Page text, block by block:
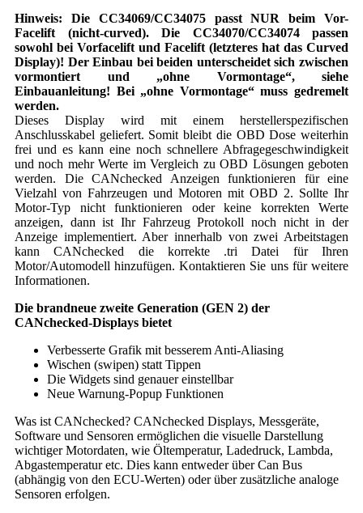
Hinweis: Die CC34069/CC34075 passt NUR beim Vor-
Facelift (nicht-curved). Die CC34070/CC34074 passen
sowohl bei Vorfacelift und Facelift (letzteres hat das Curved
Display)! Der Einbau bei beiden unterscheidet sich zwischen
vormontiert und „ohne Vormontage“, siehe
Einbauanleitung! Bei „ohne Vormontage“ muss gedremelt
werden.
Dieses Display wird mit einem herstellerspezifischen
Anschlusskabel geliefert. Somit bleibt die OBD Dose weiterhin
frei und es kann eine noch schnellere Abfragegeschwindigkeit
und noch mehr Werte im Vergleich zu OBD Lösungen geboten
werden. Die CANchecked Anzeigen funktionieren für eine
Vielzahl von Fahrzeugen und Motoren mit OBD 2. Sollte Ihr
Motor-Typ nicht funktionieren oder keine korrekten Werte
anzeigen, dann ist Ihr Fahrzeug Protokoll noch nicht in der
Anzeige implementiert. Aber innerhalb von zwei Arbeitstagen
kann CANchecked die korrekte .tri Datei für Ihren
Motor/Automodell hinzufügen. Kontaktieren Sie uns für weitere
Informationen.
Die brandneue zweite Generation (GEN 2) der
CANchecked-Displays bietet
Verbesserte Grafik mit besserem Anti-Aliasing
Wischen (swipen) statt Tippen
Die Widgets sind genauer einstellbar
Neue Warnung-Popup Funktionen
Was ist CANchecked? CANchecked Displays, Messgeräte,
Software und Sensoren ermöglichen die visuelle Darstellung
wichtiger Motordaten, wie Öltemperatur, Ladedruck, Lambda,
Abgastemperatur etc. Dies kann entweder über Can Bus
(abhängig von den ECU-Werten) oder über zusätzliche analoge
Sensoren erfolgen.